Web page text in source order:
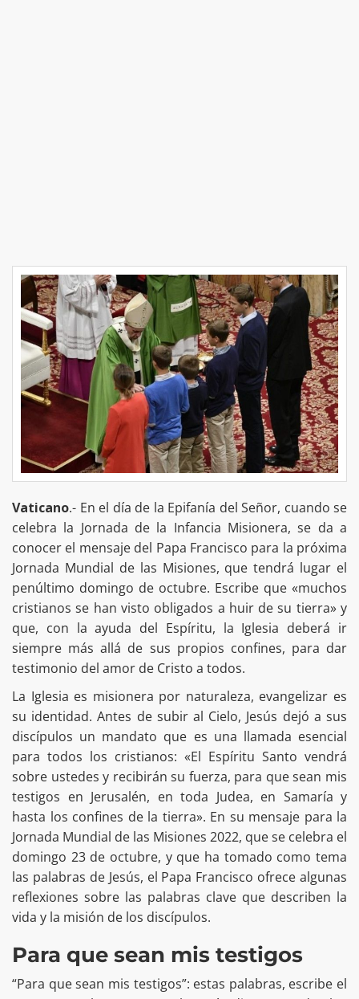
Vaticano.- En el día de la Epifanía del Señor, cuando se
celebra la Jornada de la Infancia Misionera, se da a
conocer el mensaje del Papa Francisco para la próxima
Jornada Mundial de las Misiones, que tendrá lugar el
penúltimo domingo de octubre. Escribe que «muchos
cristianos se han visto obligados a huir de su tierra» y
que, con la ayuda del Espíritu, la Iglesia deberá ir
siempre más allá de sus propios confines, para dar
testimonio del amor de Cristo a todos.
La Iglesia es misionera por naturaleza, evangelizar es
su identidad. Antes de subir al Cielo, Jesús dejó a sus
discípulos un mandato que es una llamada esencial
para todos los cristianos: «El Espíritu Santo vendrá
sobre ustedes y recibirán su fuerza, para que sean mis
testigos en Jerusalén, en toda Judea, en Samaría y
hasta los confines de la tierra». En su mensaje para la
Jornada Mundial de las Misiones 2022, que se celebra el
domingo 23 de octubre, y que ha tomado como tema
las palabras de Jesús, el Papa Francisco ofrece algunas
reflexiones sobre las palabras clave que describen la
vida y la misión de los discípulos.
Para que sean mis testigos
“Para que sean mis testigos”: estas palabras, escribe el